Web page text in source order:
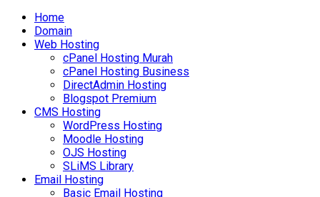
Home
Domain
Web Hosting
cPanel Hosting Murah
cPanel Hosting Business
DirectAdmin Hosting
Blogspot Premium
CMS Hosting
WordPress Hosting
Moodle Hosting
OJS Hosting
SLiMS Library
Email Hosting
Basic Email Hosting